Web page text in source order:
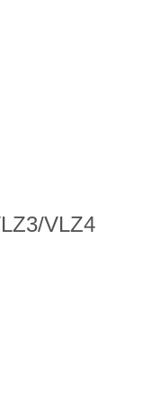
VLZ4